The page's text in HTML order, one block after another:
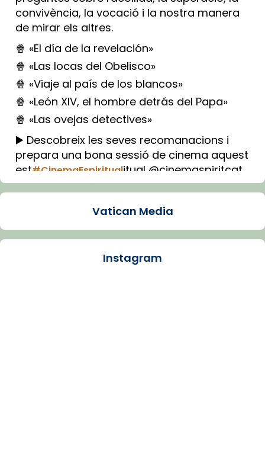
convivència, la vocació i la nostra manera
de mirar els altres.
🍿 «El día de la revelación»
🍿 «Las locas del Obelisco»
🍿 «Viaje al país de los blancos»
🍿 «León XIV, el hombre detrás del Papa»
🍿 «Las ovejas detectives»
▶️ Descobreix les seves recomanacions i
prepara una bona sessió de cinema aquest
est#CinemaEspiritualitual @cinemaspiritcat
Imatge: Generada amb IA (OpenAI)
Arquebisbat de Barcelona
Vatican Media
Instagram